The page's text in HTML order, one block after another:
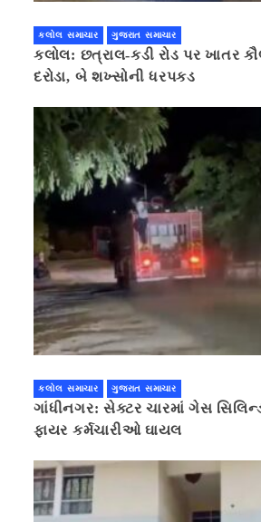
કલોલ સમાચાર ગુજરાત સમાચાર
કલોલ: છત્રાલ-કડી રોડ પર ખાતર
દરોડા, બે શખ્સોની ધરપકડ
કલોલ સમાચાર ગુજરાત સમાચાર
ગાંધીનગર: સેક્ટર ચારમાં ગેસ
ફાયર કર્મચારીઓ ઘાયલ